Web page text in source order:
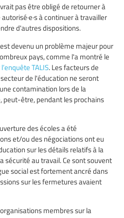
pas être obligé de retourner à
autorisé·e·s à continuer à travailler
d'autres dispositions.
devenu un problème majeur pour
pays, comme l'a montré le
TALIS. Les facteurs de
de l'éducation ne seront
contamination lors de la
peut-être, pendant les prochains
des écoles a été
et/ou des négociations ont eu
sur les détails relatifs à la
sécurité au travail. Ce sont souvent
social est fortement ancré dans
sur les fermetures avaient
membres sur la